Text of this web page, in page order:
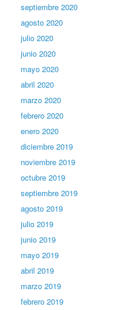
septiembre 2020
agosto 2020
julio 2020
junio 2020
mayo 2020
abril 2020
marzo 2020
febrero 2020
enero 2020
diciembre 2019
noviembre 2019
octubre 2019
septiembre 2019
agosto 2019
julio 2019
junio 2019
mayo 2019
abril 2019
marzo 2019
febrero 2019